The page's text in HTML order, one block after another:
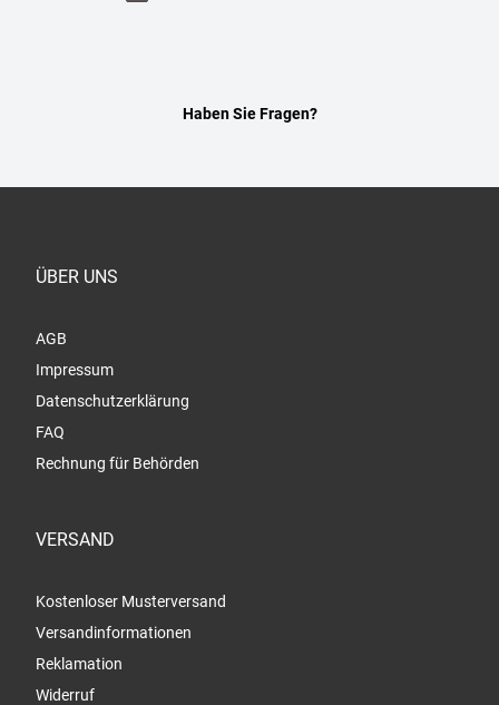
Haben Sie Fragen?
ÜBER UNS
AGB
Impressum
Datenschutzerklärung
FAQ
Rechnung für Behörden
VERSAND
Kostenloser Musterversand
Versandinformationen
Reklamation
Widerruf